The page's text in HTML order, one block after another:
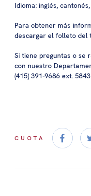
Idioma: inglés,
Para obtener más
descargar el folleto del
Si tiene preguntas o se
con nuestro
(415) 391-9686 ext.
CUOTA